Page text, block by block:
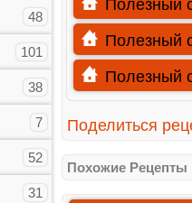
Полезный
Полезный
Полезный
Поделиться
Похожие Рецепты
48
101
38
7
52
31